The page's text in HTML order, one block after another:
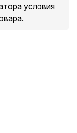
руб. –
– от 10
до
покупателя.
(кроме
условия